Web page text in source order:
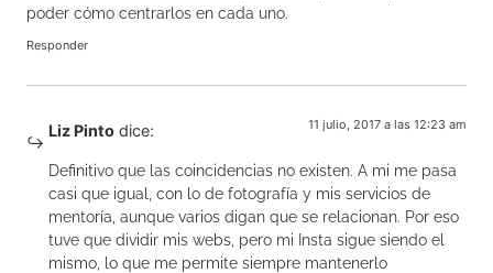
poder cómo centrarlos en cada uno.
Responder
Liz Pinto dice: 11 julio, 2017 a las 12:23 am
Definitivo que las coincidencias no existen. A mi me pasa
casi que igual, con lo de fotografía y mis servicios de
mentoría, aunque varios digan que se relacionan. Por eso
tuve que dividir mis webs, pero mi Insta sigue siendo el
mismo, lo que me permite siempre mantenerlo